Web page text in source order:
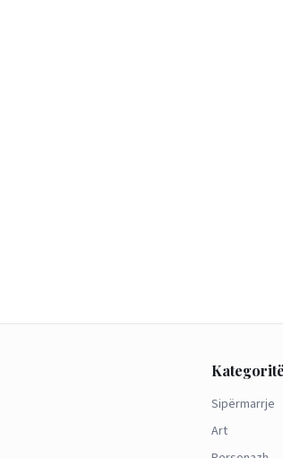
Kategoritë
Sipërmarrje
Art